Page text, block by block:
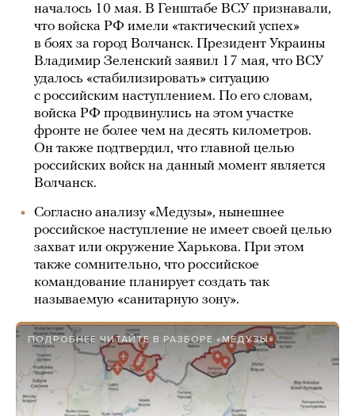
началось 10 мая. В Генштабе ВСУ признавали,
что войска РФ имели «тактический успех»
в боях за город Волчанск. Президент Украины
Владимир Зеленский заявил 17 мая, что ВСУ
удалось «стабилизировать» ситуацию
с российским наступлением. По его словам,
войска РФ продвинулись на этом участке
фронте не более чем на десять километров.
Он также подтвердил, что главной целью
российских войск на данный момент является
Волчанск.
Согласно анализу «Медузы», нынешнее
российское наступление не имеет своей целью
захват или окружение Харькова. При этом
также сомнительно, что российское
командование планирует создать так
называемую «санитарную зону».
ПОДРОБНЕЕ ЧИТАЙТЕ В РАЗБОРЕ «МЕДУЗЫ»